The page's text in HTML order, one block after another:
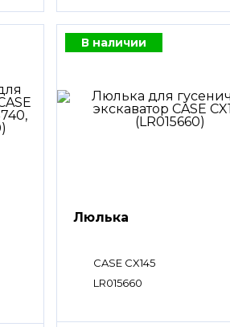
В наличии
Люлька
CASE CX145
LR015660